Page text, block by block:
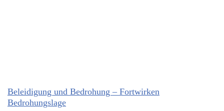
Beleidigung und Bedrohung – Fortwirken
Bedrohungslage